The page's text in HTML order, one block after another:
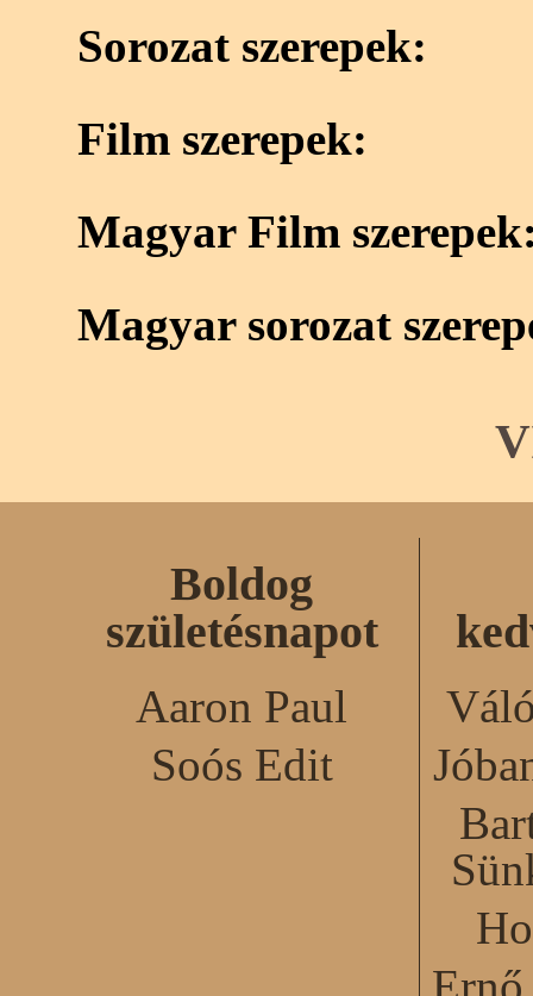
Sorozat szerepek:
Film szerepek:
Magyar Film
Magyar sorozat
Boldog
születésnapot
Aaron Paul
Soós Edit